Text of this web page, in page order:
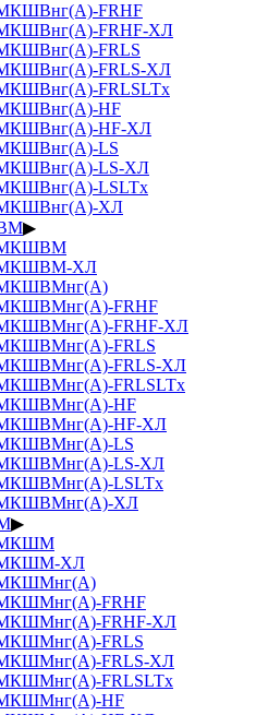
FRHF
FRHF-ХЛ
FRLS
FRLS-ХЛ
FRLSLTx
HF
HF-ХЛ
LS
LS-ХЛ
LSLTx
ХЛ
▶
ХЛ
FRHF
FRHF-ХЛ
FRLS
FRLS-ХЛ
FRLSLTx
HF
HF-ХЛ
LS
LS-ХЛ
LSLTx
ХЛ
▶
ХЛ
FRHF
FRHF-ХЛ
FRLS
FRLS-ХЛ
FRLSLTx
HF